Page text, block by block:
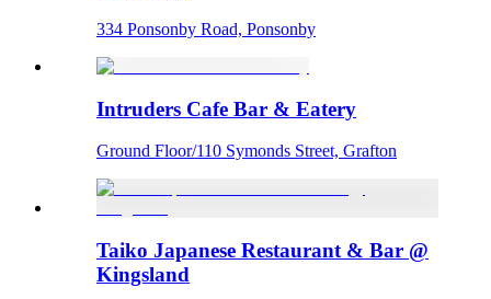
334 Ponsonby Road, Ponsonby
Intruders Cafe Bar & Eatery
Ground Floor/110 Symonds Street, Grafton
Taiko Japanese Restaurant & Bar @
Kingsland